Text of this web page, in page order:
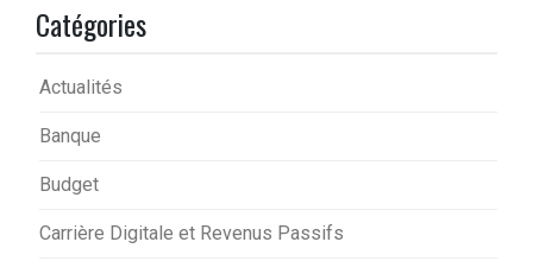
Catégories
Actualités
Banque
Budget
Carrière Digitale et Revenus Passifs